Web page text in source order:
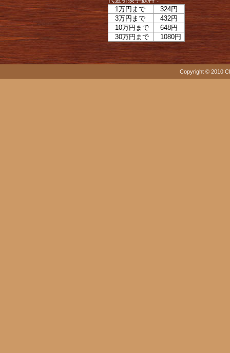
1万円まで
324円
3万円まで
432円
10万円まで
648円
30万円まで
1080円
Copyright © 2010